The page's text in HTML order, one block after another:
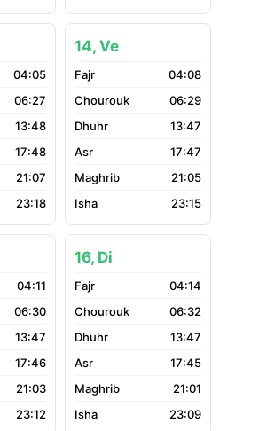
04:05
06:27
13:48
17:48
21:07
23:18
14, Ve
04:08
06:29
13:47
17:47
21:05
23:15
04:11
06:30
13:47
17:46
21:03
23:12
16, Di
04:14
06:32
13:47
17:45
21:01
23:09